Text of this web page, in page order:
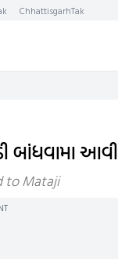
ChhattisgarhTak
બાંધવામા આવી
to Mataji